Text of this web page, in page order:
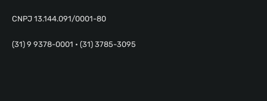
CNPJ 13.144.091/0001-80
(31) 9 9378-0001 • (31) 3785-3095